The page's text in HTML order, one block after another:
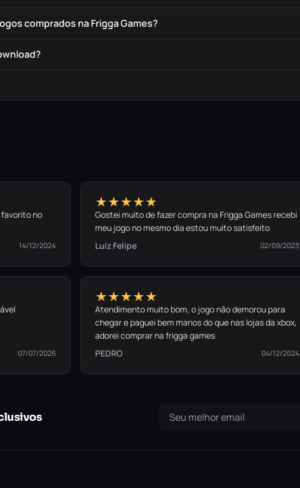
comprados na Frigga Games?
no
14/12/2024
★★★★★
Gostei muito de fazer compra na Frigga Games recebi
meu jogo no mesmo dia estou muito satisfeito
Luiz Felipe
02/09/2023
07/07/2026
★★★★★
Atendimento muito bom, o jogo não demorou para
chegar e paguei bem manos do que nas lojas da xbox,
adorei comprar na frigga games
PEDRO
04/12/2024